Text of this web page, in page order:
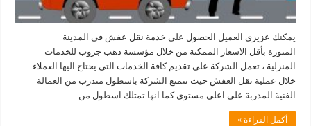
يمكنك عزيزي العميل الحصول علي خدمة نقل عفش في المدينة
المنورة بأقل الاسعار الممكنة من خلال مؤسسة دهب جروب للخدمات
المنزلية ، تعمل الشركة علي تقديم كافة الخدمات التي يحتاج اليها العملاء
خلال عملية نقل العفش حيث تتمتع الشركة باسطول متدرب من العمالة
الفنية المدربة علي اعلي مستوي كما انها تمتلك اسطول من …
أكمل القراءة »